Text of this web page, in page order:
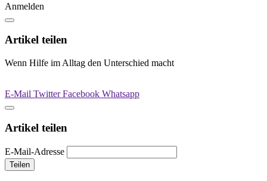
Anmelden
Artikel teilen
Wenn Hilfe im Alltag den Unterschied macht
E-Mail TwitterFacebook Whatsapp
Artikel teilen
E-Mail-Adresse
Teilen